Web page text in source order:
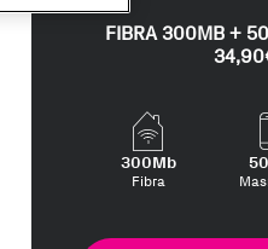
FIBRA 300MB +
300Mb
Fibra